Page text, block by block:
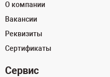
О компании
Вакансии
Реквизиты
Сертификаты
Сервис